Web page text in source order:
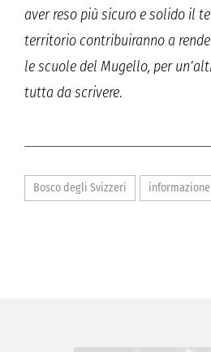
aver reso più sicuro e solido il
territorio contribuiranno a
le scuole del Mugello, per
tutta da scrivere.
Bosco degli Svizzeri informazione